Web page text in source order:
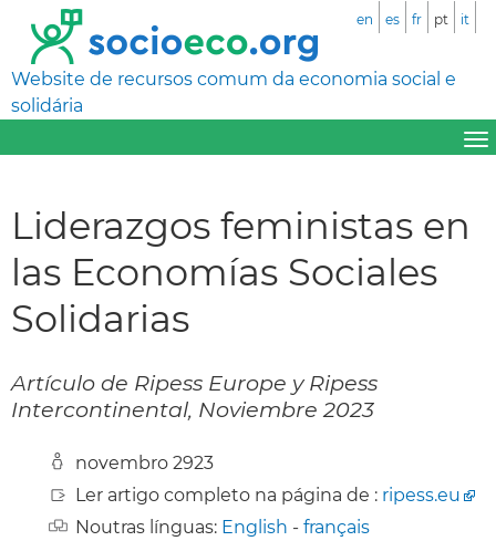
Website de recursos comum da economia social e
solidária
en es fr pt it
Liderazgos feministas en
las Economías Sociales
Solidarias
Artículo de Ripess Europe y Ripess
Intercontinental, Noviembre 2023
novembro 2923
Ler artigo completo na página de : ripess.eu
Noutras línguas: English - français